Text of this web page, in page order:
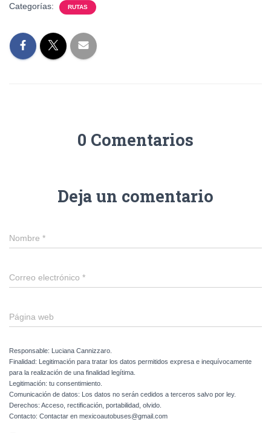
Categorías: RUTAS
0 Comentarios
Deja un comentario
Nombre *
Correo electrónico *
Página web
Responsable: Luciana Cannizzaro.
Finalidad: Legitimación para tratar los datos permitidos expresa e inequívocamente
para la realización de una finalidad legítima.
Legitimación: tu consentimiento.
Comunicación de datos: Los datos no serán cedidos a terceros salvo por ley.
Derechos: Acceso, rectificación, portabilidad, olvido.
Contacto: Contactar en mexicoautobuses@gmail.com